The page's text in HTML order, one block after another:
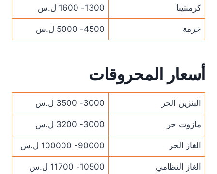
كرمنتينا 1300- 1600 ل.س
خرمة 4500- 5000 ل.س
أسعار المحروقات
البنزين الحر 3000- 3500 ل.س
مازوت حر 3000- 3200 ل.س
الغاز الحر 90000- 100000 ل.س
الغاز النظامي 10500- 11700 ل.س